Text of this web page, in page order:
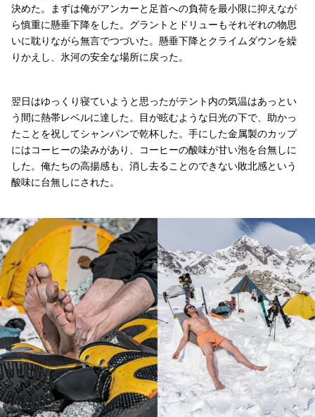
決めた。まずは俺がアンカーと足首への負荷を最小限に抑えなが
ら慎重に懸垂下降をした。グラントとドリューもそれぞれの物思
いに耽りながら無言でつづいた。懸垂下降とクライムダウンを繰
りかえし、氷河の安全な場所に戻った。
翌日はゆっくり寝ていようと思ったがテント内の気温はあっとい
う間に熱帯レベルに達した。目が眩むような日光の下で、助かっ
たことを祝してシャンパンで乾杯した。手にした金属製のカップ
にはコーヒーの染みがあり、コーヒーの酸味が甘い泡を台無しに
した。俺たちの高揚感も、消し去ることのできない敗北感という
酸味に台無しにされた。